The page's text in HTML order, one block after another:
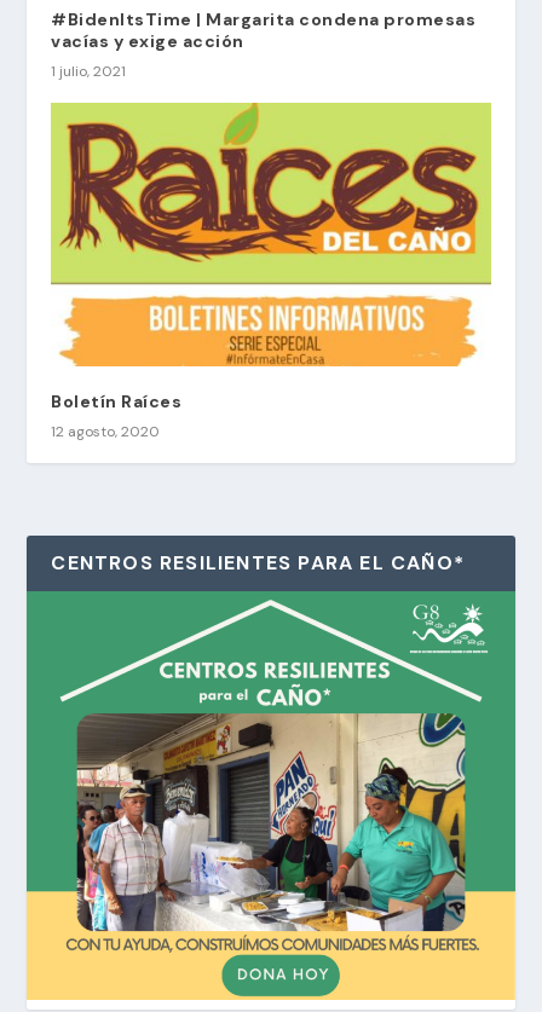
#BidenItsTime | Margarita condena promesas
vacías y exige acción
1 julio, 2021
Boletín Raíces
12 agosto, 2020
CENTROS RESILIENTES PARA EL CAÑO*